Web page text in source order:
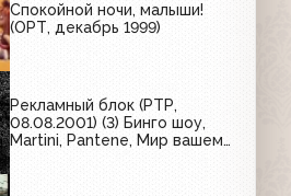
Спокойной ночи, малыши!
(ОРТ, декабрь 1999)
Рекламный блок (РТР,
08.08.2001) (3) Бинго шоу,
Martini, Pantene, Мир вашему